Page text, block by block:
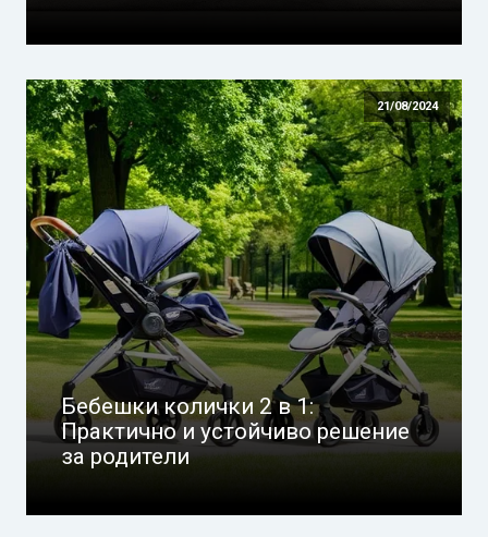
21/08/2024
Бебешки колички 2 в 1:
Практично и устойчиво решение
за родители